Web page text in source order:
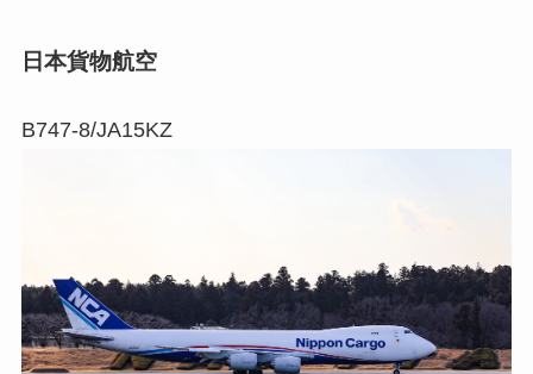
日本貨物航空
B747-8/JA15KZ